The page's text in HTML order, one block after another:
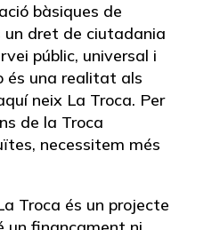
bàsiques de
un dret de ciutadania
públic, universal i
és una realitat als
neix La Troca. Per
de la Troca
necessitem més
Troca és un projecte